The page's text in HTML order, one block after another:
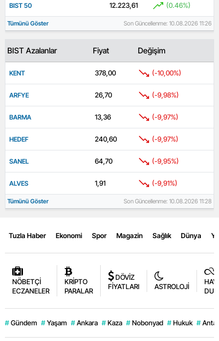
BIST 50 12.223,61 (0.46%)
Tümünü Göster Son Güncellenme: 10.08.2026 11:26
BIST Azalanlar Fiyat Değişim
KENT 378,00 (-10,00%)
ARFYE 26,70 (-9,98%)
BARMA 13,36 (-9,97%)
HEDEF 240,60 (-9,97%)
SANEL 64,70 (-9,95%)
ALVES 1,91 (-9,91%)
Tümünü Göster Son Güncellenme: 10.08.2026 11:28
Tuzla Haber Ekonomi Spor Magazin Sağlık Dünya
NÖBETÇİ
ECZANELER
KRİPTO
PARALAR
DÖVİZ
FİYATLARI
ASTROLOJİ
# Gündem # Yaşam # Ankara # Kaza # Nobonyad # Hukuk #